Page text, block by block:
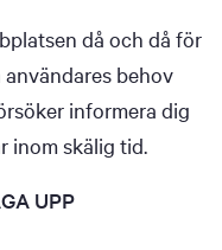
då och då för
behov
informera dig
inom skälig tid.
UPP